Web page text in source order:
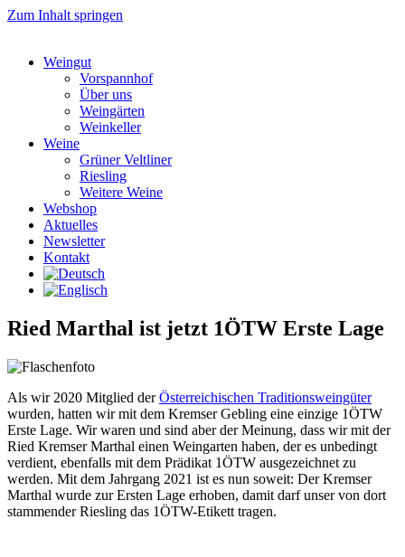
Zum Inhalt springen
Weingut
Vorspannhof
Über uns
Weingärten
Weinkeller
Weine
Grüner Veltliner
Riesling
Weitere Weine
Webshop
Aktuelles
Newsletter
Kontakt
Ried Marthal ist jetzt 1ÖTW Erste Lage
Als wir 2020 Mitglied derÖsterreichischen Traditionsweingüter
wurden, hatten wir mit dem Kremser Gebling eine einzige 1ÖTW
Erste Lage. Wir waren und sind aber der Meinung, dass wir mit der
Ried Kremser Marthal einen Weingarten haben, der es unbedingt
verdient, ebenfalls mit dem Prädikat 1ÖTW ausgezeichnet zu
werden. Mit dem Jahrgang 2021 ist es nun soweit: Der Kremser
Marthal wurde zur Ersten Lage erhoben, damit darf unser von dort
stammender Riesling das 1ÖTW-Etikett tragen.